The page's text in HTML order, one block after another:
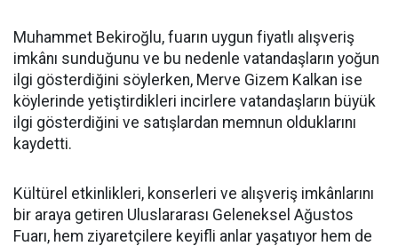
Muhammet Bekiroğlu, fuarın uygun fiyatlı alışveriş
imkânı sunduğunu ve bu nedenle vatandaşların yoğun
ilgi gösterdiğini söylerken, Merve Gizem Kalkan ise
köylerinde yetiştirdikleri incirlere vatandaşların büyük
ilgi gösterdiğini ve satışlardan memnun olduklarını
kaydetti.
Kültürel etkinlikleri, konserleri ve alışveriş imkânlarını
bir araya getiren Uluslararası Geleneksel Ağustos
Fuarı, hem ziyaretçilere keyifli anlar yaşatıyor hem de